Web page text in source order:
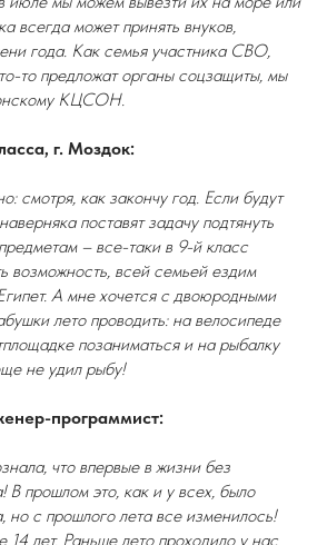
всегда может принять внуков,
года. Как семья участника СВО,
то предложат органы соцзащиты, мы
КЦСОН.
г. Моздок:
смотря, как закончу год. Если будут
поставят задачу подтянуть
– все-таки в 9-й класс
возможность, всей семьей ездим
А мне хочется с двоюродными
лето проводить: на велосипеде
позаниматься и на рыбалку
не удил рыбу!
программист:
что впервые в жизни без
В прошлом это, как и у всех, было
но с прошлого лета все изменилось!
лет. Раньше лето проходило у нас